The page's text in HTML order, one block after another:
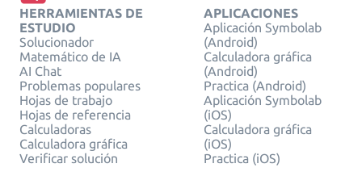
HERRAMIENTAS DE
ESTUDIO
Solucionador
Matemático de IA
AI Chat
Problemas populares
Hojas de trabajo
Hojas de referencia
Calculadoras
Calculadora gráfica
Verificar solución
APLICACIONES
Aplicación Symbolab
(Android)
Calculadora gráfica
(Android)
Practica (Android)
Aplicación Symbolab
(iOS)
Calculadora gráfica
(iOS)
Practica (iOS)